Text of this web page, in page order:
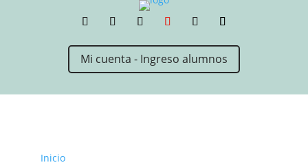
Mi cuenta - Ingreso alumnos
Inicio